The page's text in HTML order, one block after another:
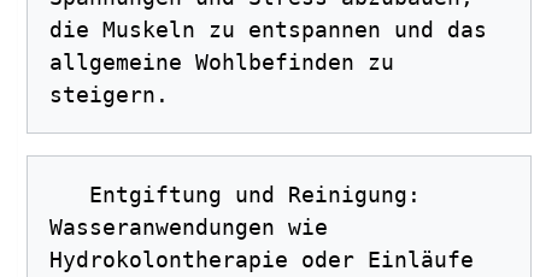
die Muskeln zu entspannen und das
allgemeine Wohlbefinden zu
Wasseranwendungen wie
Hydrokolontherapie oder Einläufe